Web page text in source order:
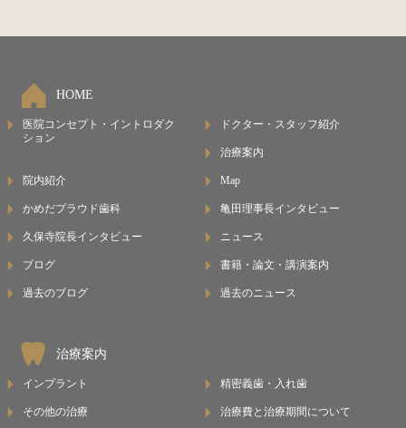
HOME
医院コンセプト・イントロダク
ション
ドクター・スタッフ紹介
治療案内
院内紹介 Map
かめだプラウド歯科 亀田理事長インタビュー
久保寺院長インタビュー ニュース
ブログ 書籍・論文・講演案内
過去のブログ 過去のニュース
治療案内
インプラント 精密義歯・入れ歯
その他の治療 治療費と治療期間について